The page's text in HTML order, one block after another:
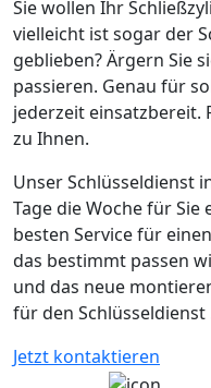
Sie wollen Ihr
vielleicht ist sogar der
geblieben? Ärgern Sie
passieren. Genau für
jederzeit einsatzbereit.
zu Ihnen.
Unser Schlüsseldienst
Tage die Woche für
besten Service für
das bestimmt passen
und das neue
für den Schlüsseldienst
Jetzt kontaktieren